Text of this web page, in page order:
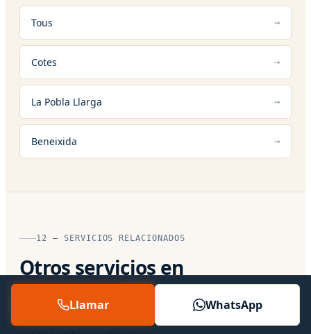
Tous
Cotes
La Pobla Llarga
Beneixida
12 — SERVICIOS RELACIONADOS
Otros servicios en
Guadassuar
Llamar WhatsApp